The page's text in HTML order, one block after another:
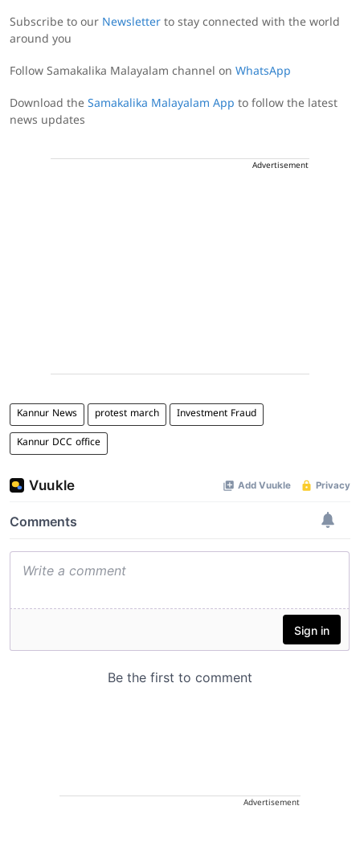
Subscribe to our Newsletter to stay connected with the world
around you
Follow Samakalika Malayalam channel on WhatsApp
Download the Samakalika Malayalam App to follow the latest
news updates
Advertisement
Kannur News protest march Investment Fraud
Kannur DCC office
Advertisement